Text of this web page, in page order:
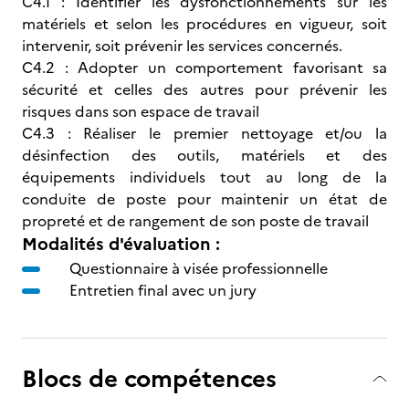
matériels et selon les procédures en vigueur, soit
intervenir, soit prévenir les services concernés.
C4.2 : Adopter un comportement favorisant sa
sécurité et celles des autres pour prévenir les
risques dans son espace de travail
C4.3 : Réaliser le premier nettoyage et/ou la
désinfection des outils, matériels et des
équipements individuels tout au long de la
conduite de poste pour maintenir un état de
propreté et de rangement de son poste de travail
Modalités d'évaluation :
Questionnaire à visée professionnelle
Entretien final avec un jury
Blocs de compétences